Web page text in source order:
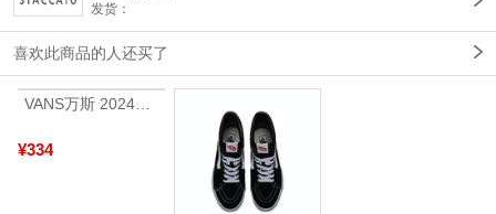
发货：
喜欢此商品的人还买了
VANS万斯 2024年新款中性OldSkool帆布鞋/硫化鞋VN000D3HY28（延续款）
¥334